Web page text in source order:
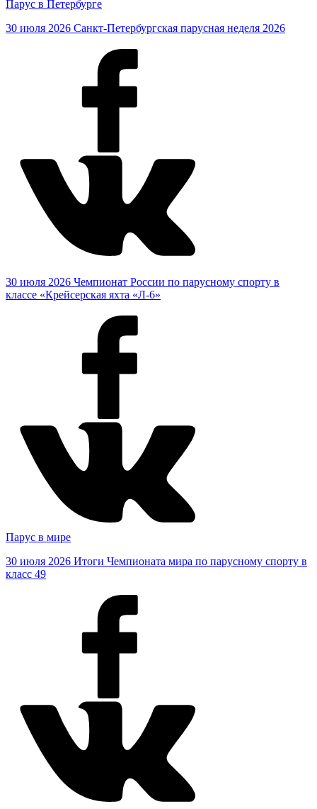
Парус в Петербурге
30 июля 2026 Санкт-Петербургская парусная неделя 2026
30 июля 2026 Чемпионат России по парусному спорту в
классе «Крейсерская яхта «Л-6»
Парус в мире
30 июля 2026 Итоги Чемпионата мира по парусному спорту в
класс 49